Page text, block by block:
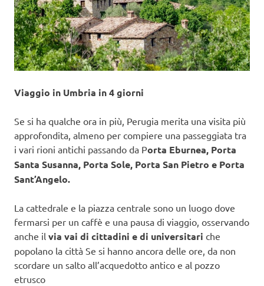
Viaggio in Umbria in 4 giorni
Se si ha qualche ora in più, Perugia merita una visita più
approfondita, almeno per compiere una passeggiata tra
i vari rioni antichi passando da Porta Eburnea, Porta
Santa Susanna, Porta Sole, Porta San Pietro e Porta
Sant’Angelo.
La cattedrale e la piazza centrale sono un luogo dove
fermarsi per un caffè e una pausa di viaggio, osservando
anche il via vai di cittadini e di universitari che
popolano la città Se si hanno ancora delle ore, da non
scordare un salto all’acquedotto antico e al pozzo
etrusco